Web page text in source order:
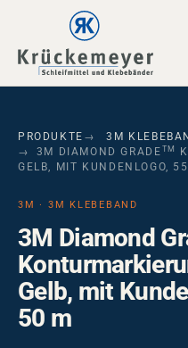
Skip to main navigation
Skip to main content
Skip to page footer
PRODUKTE
3M
3M DIAMOND GRADE TM
GELB, MIT KUNDENLOGO,
3M · 3M KLEBEBAND
3M Diamond
Gelb, mit
50 m